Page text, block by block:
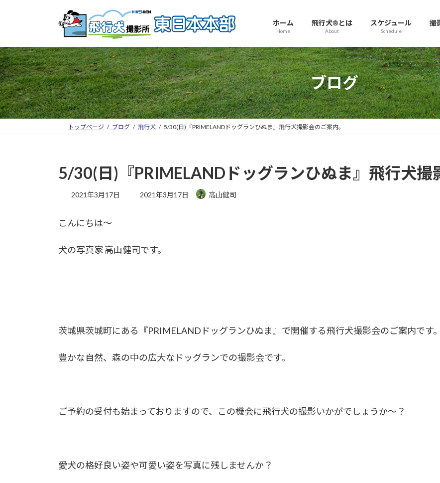
ホーム
Home
飛行犬®とは
About
スケジュール
Schedule
撮
ブログ
トップページ ブログ 飛行犬 5/30(日)『PRIMELANDドッグランひぬま』飛行犬撮影会のご案内。
5/30(日)『PRIMELANDドッグランひぬま』飛行犬撮
2021年3月17日 2021年3月17日 高山健司
こんにちは～
犬の写真家 高山健司です。
茨城県茨城町にある『PRIMELANDドッグランひぬま』で開催する飛行犬撮影会のご案内です。
豊かな自然、森の中の広大なドッグランでの撮影会です。
ご予約の受付も始まっておりますので、この機会に飛行犬の撮影いかがでしょうか～？
愛犬の格好良い姿や可愛い姿を写真に残しませんか？